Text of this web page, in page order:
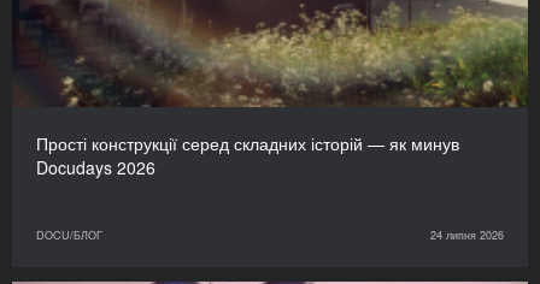
Прості конструкції серед складних історій — як минув
Docudays 2026
DOCU/БЛОГ 24 липня 2026